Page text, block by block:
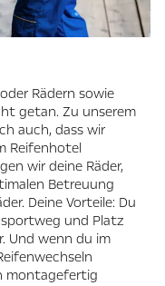
Rädern sowie
getan. Zu unserem
auch, dass wir
Reifenhotel
wir deine Räder,
Betreuung
Deine Vorteile: Du
und Platz
Und wenn du im
montagefertig